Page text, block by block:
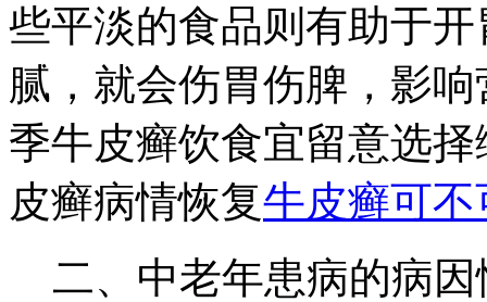
些平淡的食品则有助于
腻，就会伤胃伤脾，影
季牛皮癣饮食宜留意选
皮癣病情恢复牛皮癣可
二、中老年患病的病因